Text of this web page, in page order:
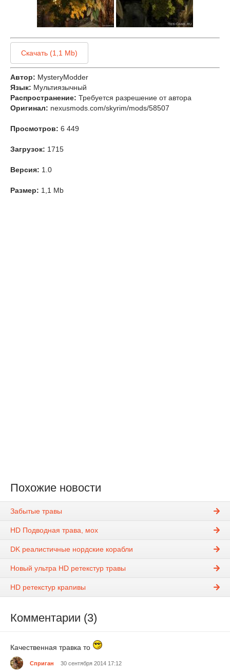
Скачать (1,1 Mb)
Автор: MysteryModder
Язык: Мультиязычный
Распространение: Требуется разрешение от автора
Оригинал: nexusmods.com/skyrim/mods/58507
Просмотров: 6 449
Загрузок: 1715
Версия: 1.0
Размер: 1,1 Mb
Похожие новости
Забытые травы
HD Подводная трава, мох
DK реалистичные нордские корабли
Новый ультра HD ретекстур травы
HD ретекстур крапивы
Комментарии (3)
Качественная травка то
Сприган 30 сентября 2014 17:12